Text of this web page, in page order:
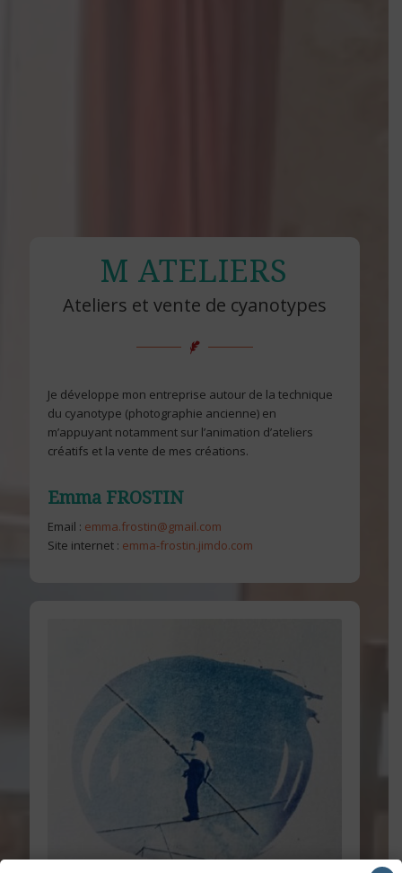
M ATELIERS
Ateliers et vente de cyanotypes​
Je développe mon entreprise autour de la technique
du cyanotype (photographie ancienne) en
m’appuyant notamment sur l’animation d’ateliers
créatifs et la vente de mes créations.
Emma FROSTIN​
Email : emma.frostin@gmail.com
Site internet : emma-frostin.jimdo.com​